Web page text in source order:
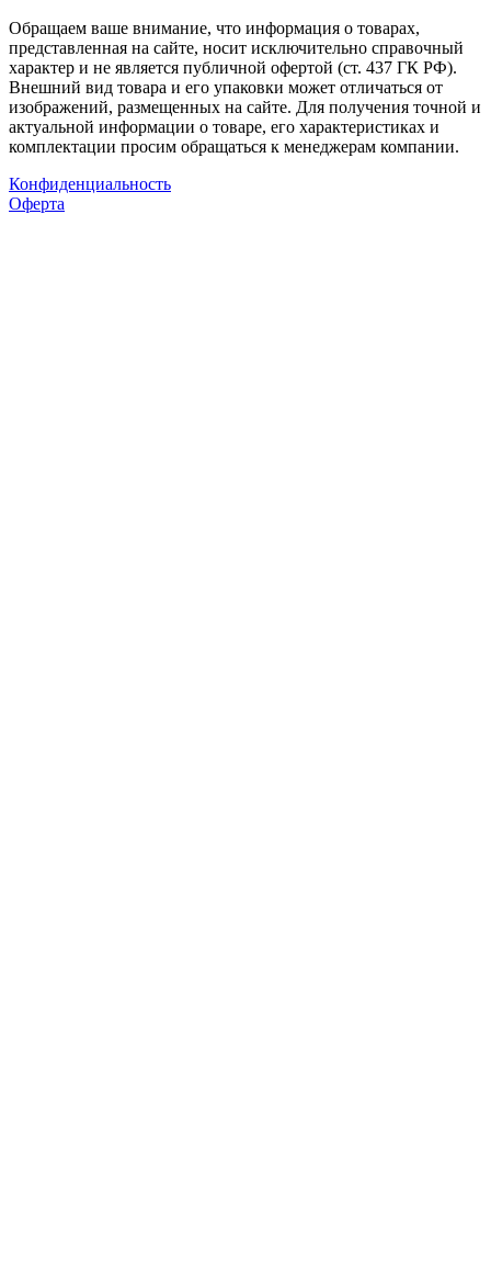
Обращаем ваше внимание, что информация о товарах,
представленная на сайте, носит исключительно справочный
характер и не является публичной офертой (ст. 437 ГК РФ).
Внешний вид товара и его упаковки может отличаться от
изображений, размещенных на сайте. Для получения точной и
актуальной информации о товаре, его характеристиках и
комплектации просим обращаться к менеджерам компании.
Конфиденциальность
Оферта